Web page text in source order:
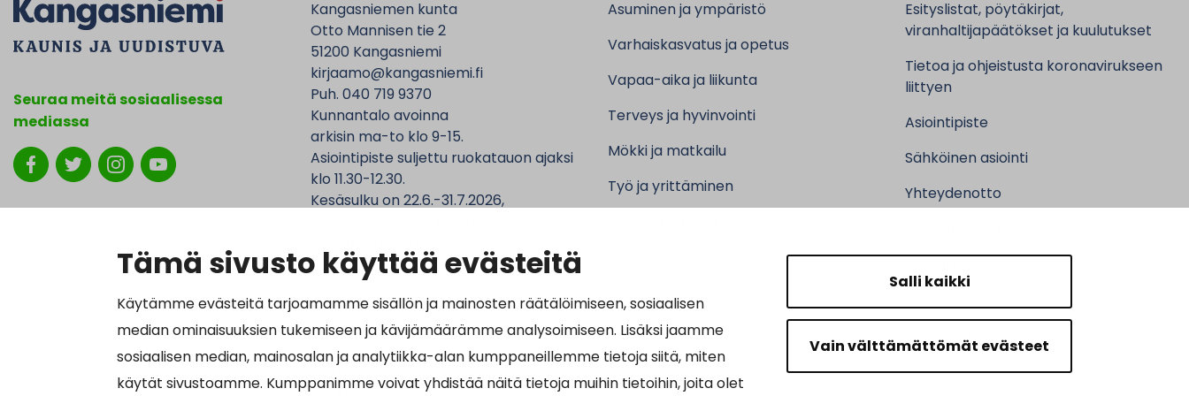
Tämä sivusto käyttää evästeitä
Käytämme evästeitä tarjoamamme sisällön ja mainosten räätälöimiseen, sosiaalisen
median ominaisuuksien tukemiseen ja kävijämäärämme analysoimiseen. Lisäksi jaamme
sosiaalisen median, mainosalan ja analytiikka-alan kumppaneillemme tietoja siitä, miten
käytät sivustoamme. Kumppanimme voivat yhdistää näitä tietoja muihin tietoihin, joita olet
Salli kaikki
Vain välttämättömät evästeet
Seuraa meitä sosiaalisessa
mediassa
Näytä omat evästeasetukseni
Kangasniemen kunta
Otto Mannisen tie 2
51200 Kangasniemi
kirjaamo@kangasniemi.fi
Puh. 040 719 9370
Kunnantalo avoinna
arkisin ma-to klo 9-15.
Asiointipiste suljettu ruokatauon ajaksi
klo 11.30-12.30.
Kesäsulku on 22.6.-31.7.2026,
Laskutustiedot:
Y-tunnus 0164690-3
Verkkolaskuosoite: 0037016469034011
Asuminen ja ympäristö
Varhaiskasvatus ja opetus
Vapaa-aika ja liikunta
Terveys ja hyvinvointi
Mökki ja matkailu
Työ ja yrittäminen
Esityslistat, pöytäkirjat,
viranhaltijapäätökset ja kuulutukset
Tietoa ja ohjeistusta koronavirukseen
liittyen
Asiointipiste
Sähköinen asiointi
Yhteydenotto
Ruokalistat